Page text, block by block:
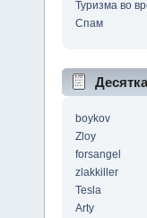
Туризма во
Спам
boykov
Zloy
forsangel
zlakkiller
Tesla
Arty